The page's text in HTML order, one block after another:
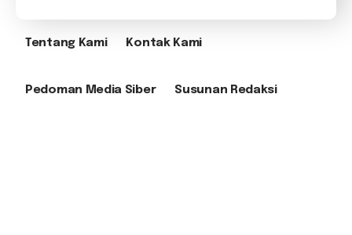
Tentang Kami Kontak Kami
Pedoman Media Siber Susunan Redaksi